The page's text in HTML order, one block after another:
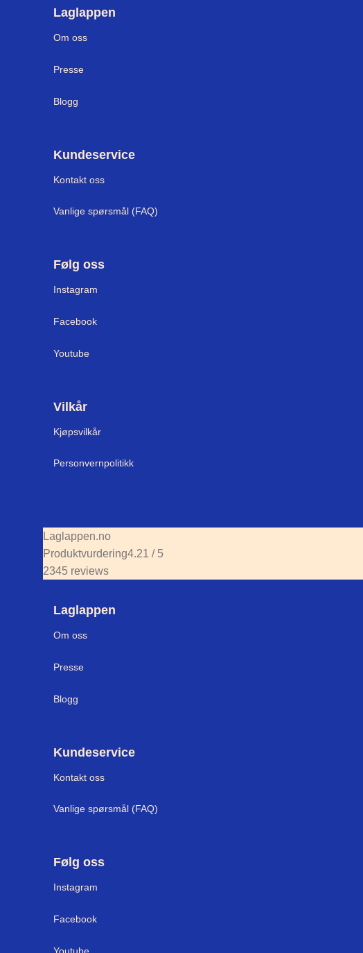
Laglappen
Om oss
Presse
Blogg
Kundeservice
Kontakt oss
Vanlige spørsmål (FAQ)
Følg oss
Instagram
Facebook
Youtube
Vilkår
Kjøpsvilkår
Personvernpolitikk
Laglappen.no
Produktvurdering4.21 / 5
2345 reviews
Laglappen
Om oss
Presse
Blogg
Kundeservice
Kontakt oss
Vanlige spørsmål (FAQ)
Følg oss
Instagram
Facebook
Youtube